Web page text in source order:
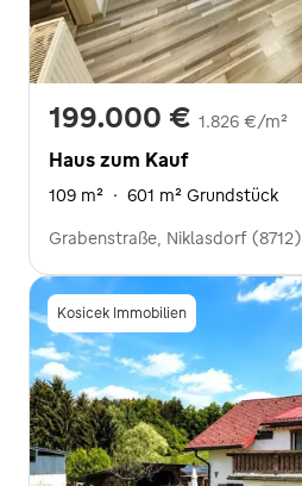
199.000 € 1.826 €/m²
Haus zum Kauf
109 m² · 601 m² Grundstück
Grabenstraße, Niklasdorf (8712)
Kosicek Immobilien